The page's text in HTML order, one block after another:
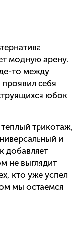
модную арену.
то между
себя
юбок
трикотаж,
и
добавляет
не выглядит
кто уже успел
мы остаемся